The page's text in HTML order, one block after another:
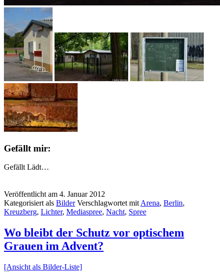
Gefällt mir:
Gefällt Lädt…
Veröffentlicht am 4. Januar 2012
Kategorisiert als Bilder Verschlagwortet mit Arena, Berlin,
Kreuzberg, Lichter, Mediaspree, Nacht, Spree
Wo bleibt der Schutz vor optischem
Grauen im Advent?
[Ansicht als Bilder-Liste]